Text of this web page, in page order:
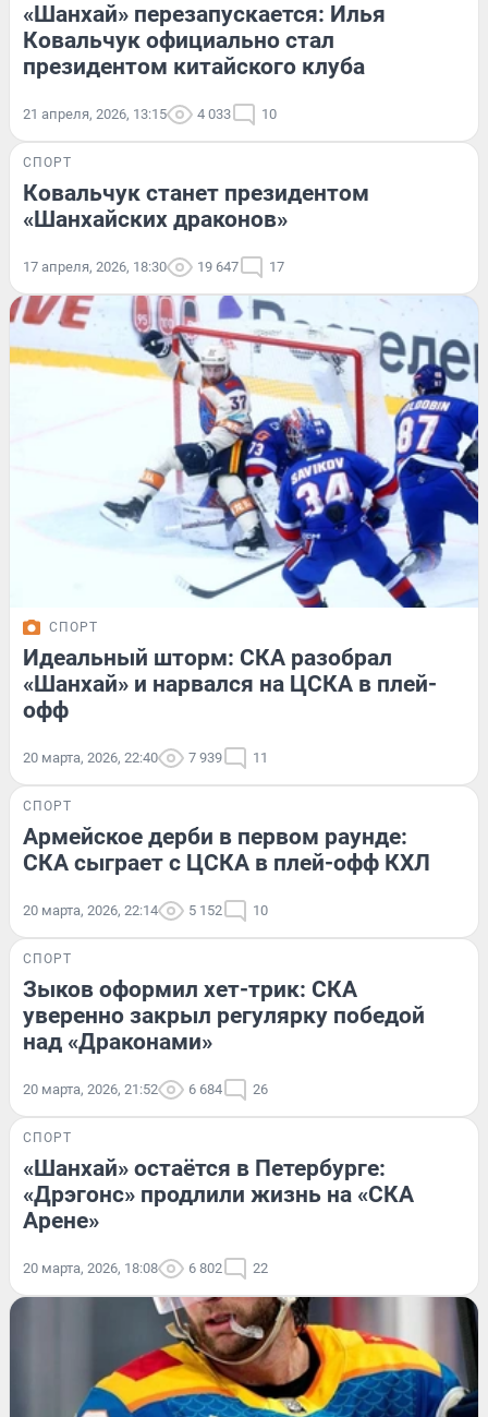
«Шанхай» перезапускается: Илья
Ковальчук официально стал
президентом китайского клуба
21 апреля, 2026, 13:15 4 033 10
СПОРТ
Ковальчук станет президентом
«Шанхайских драконов»
17 апреля, 2026, 18:30 19 647 17
СПОРТ
Идеальный шторм: СКА разобрал
«Шанхай» и нарвался на ЦСКА в плей-
офф
20 марта, 2026, 22:40 7 939 11
СПОРТ
Армейское дерби в первом раунде:
СКА сыграет с ЦСКА в плей-офф КХЛ
20 марта, 2026, 22:14 5 152 10
СПОРТ
Зыков оформил хет-трик: СКА
уверенно закрыл регулярку победой
над «Драконами»
20 марта, 2026, 21:52 6 684 26
СПОРТ
«Шанхай» остаётся в Петербурге:
«Дрэгонс» продлили жизнь на «СКА
Арене»
20 марта, 2026, 18:08 6 802 22